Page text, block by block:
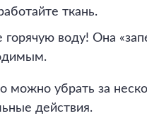
ткань.
горячую воду! Она
можно убрать за
действия.